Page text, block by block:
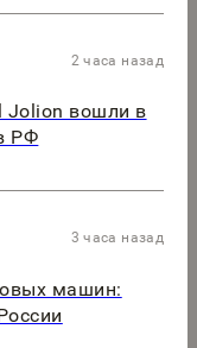
2 часа назад
Jolion вошли в
РФ
3 часа назад
машин: